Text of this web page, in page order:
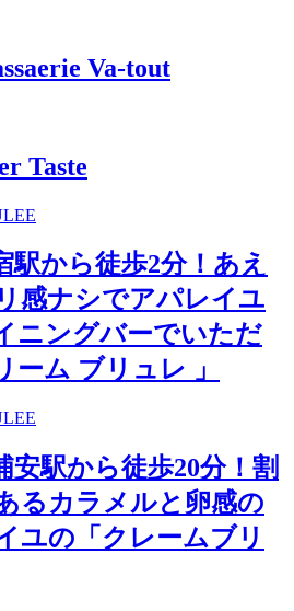
Va-tout
Taste
駅から徒歩2分！あえ
感ナシでアパレイユ
ニングバーでいただ
ーム ブリュレ 」
安駅から徒歩20分！割
るカラメルと卵感の
ユの「クレームブリ